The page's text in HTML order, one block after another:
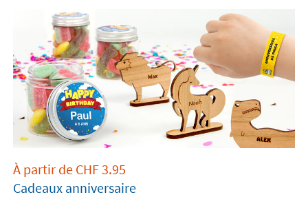
personnalisé et rendez votre célébration
inoubliable !
À partir de CHF3.95
Cadeaux anniversaire